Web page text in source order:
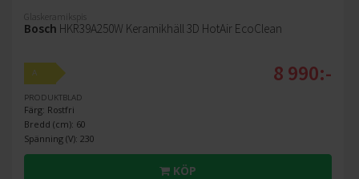
Glaskeramikspis
Bosch HKR39A250W Keramikhäll 3D HotAir EcoClean
A
PRODUKTBLAD
Färg: Rostfri
Bredd (cm): 60
Spänning (V): 230
8 990:-
KÖP